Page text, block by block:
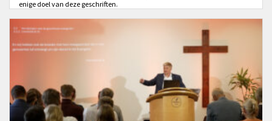
enige doel van deze geschriften.